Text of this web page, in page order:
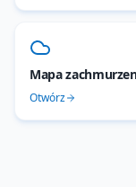
Mapa
Otwórz